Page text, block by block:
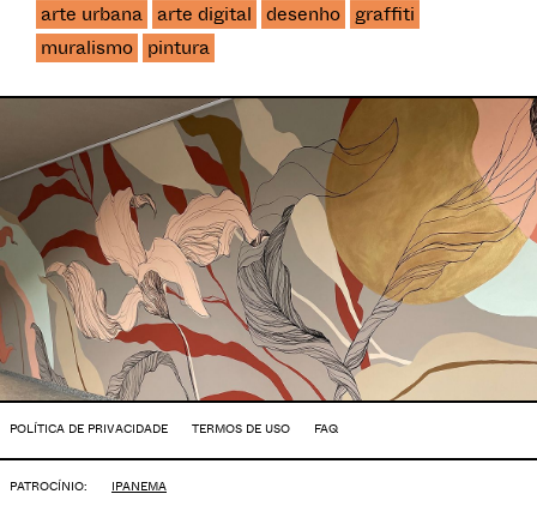
arte urbana arte digital desenho
graffiti
muralismo
pintura
POLÍTICA DE PRIVACIDADE TERMOS DE USO FAQ
PATROCÍNIO: IPANEMA